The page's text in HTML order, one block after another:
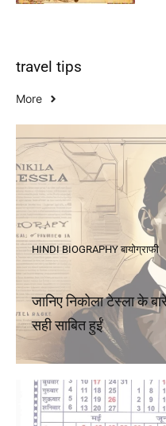
travel tips
More
HINDI BIOGRAPHY बायोग्राफी
जानिए निकोला टेस्ला के
सही साबित हुईं